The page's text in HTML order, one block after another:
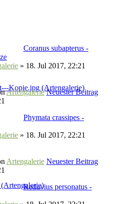
Coranus subapterus -
» 18. Jul 2017, 22:21
Artengalerie Neuester Beitrag
Phymata crassipes -
» 18. Jul 2017, 22:21
Artengalerie Neuester Beitrag
Reduvius personatus -